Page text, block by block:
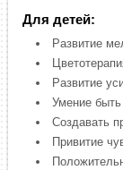
Для детей:
Развитие
Развитие
Умение
Создавать
Привитие